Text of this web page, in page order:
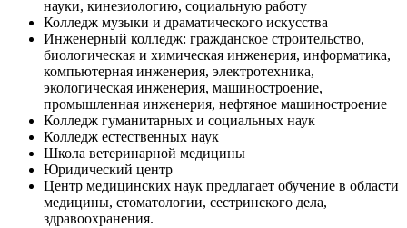
науки, кинезиологию, социальную работу
Колледж музыки и драматического искусства
Инженерный колледж: гражданское строительство,
биологическая и химическая инженерия, информатика,
компьютерная инженерия, электротехника,
экологическая инженерия, машиностроение,
промышленная инженерия, нефтяное машиностроение
Колледж гуманитарных и социальных наук
Колледж естественных наук
Школа ветеринарной медицины
Юридический центр
Центр медицинских наук предлагает обучение в области
медицины, стоматологии, сестринского дела,
здравоохранения.